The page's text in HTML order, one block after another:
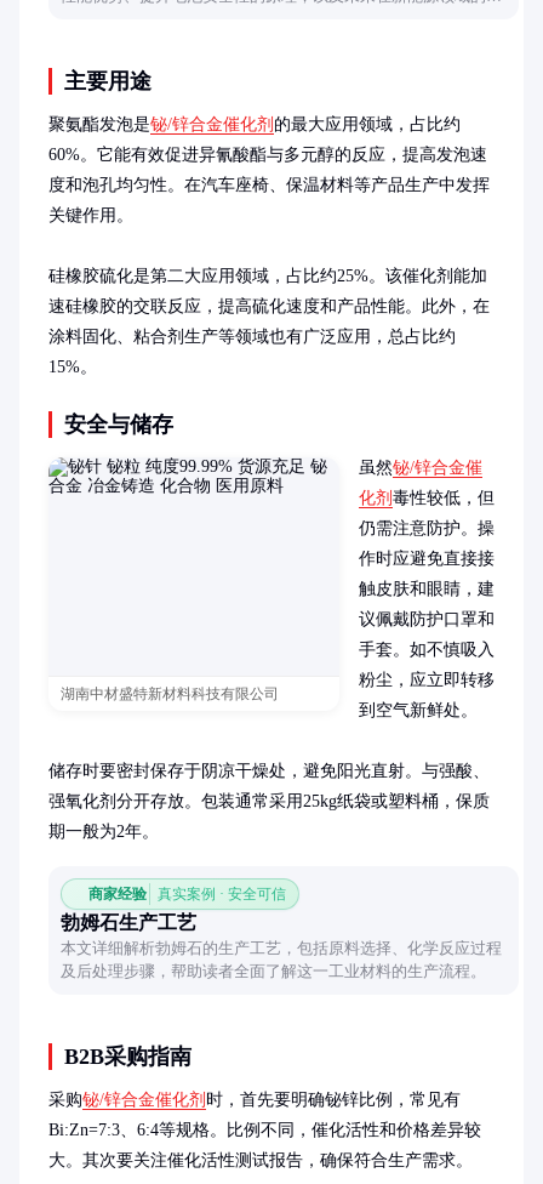
主要用途
聚氨酯发泡是铋/锌合金催化剂 的最大应用领域，占比约
60%。它能有效促进异氰酸酯与多元醇的反应，提高发泡速
度和泡孔均匀性。在汽车座椅、保温材料等产品生产中发挥
关键作用。
硅橡胶硫化是第二大应用领域，占比约25%。该催化剂能加
速硅橡胶的交联反应，提高硫化速度和产品性能。此外，在
涂料固化、粘合剂生产等领域也有广泛应用，总占比约
15%。
安全与储存
湖南中材盛特新材料科技有限公司
虽然铋/锌合金催
化剂 毒性较低，但
仍需注意防护。操
作时应避免直接接
触皮肤和眼睛，建
议佩戴防护口罩和
手套。如不慎吸入
粉尘，应立即转移
到空气新鲜处。
储存时要密封保存于阴凉干燥处，避免阳光直射。与强酸、
强氧化剂分开存放。包装通常采用25kg纸袋或塑料桶，保质
期一般为2年。
商家经验 真实案例 · 安全可信
勃姆石生产工艺
本文详细解析勃姆石的生产工艺，包括原料选择、化学反应过程
及后处理步骤，帮助读者全面了解这一工业材料的生产流程。
B2B采购指南
采购铋/锌合金催化剂 时，首先要明确铋锌比例，常见有
Bi:Zn=7:3、6:4等规格。比例不同，催化活性和价格差异较
大。其次要关注催化活性测试报告，确保符合生产需求。